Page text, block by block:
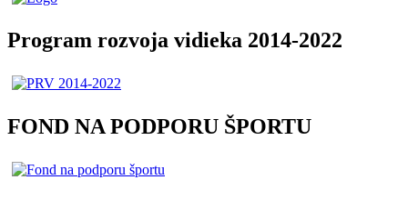
Program rozvoja vidieka 2014-2022
FOND NA PODPORU ŠPORTU